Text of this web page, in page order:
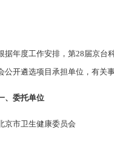
据年度工作安排，第28届京台
公开遴选项目承担单位，有关
、委托单位
京市卫生健康委员会